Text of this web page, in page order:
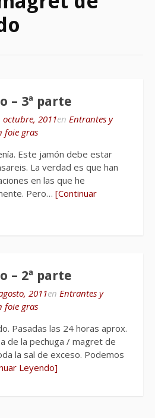
– 3ª parte
octubre, 2011en Entrantes y
foie gras
Este jamón debe estar
La verdad es que han
en las que he
Pero… [Continuar
– 2ª parte
2011en Entrantes y
foie gras
Pasadas las 24 horas aprox.
de la pechuga / magret de
la sal de exceso. Podemos
Leyendo]